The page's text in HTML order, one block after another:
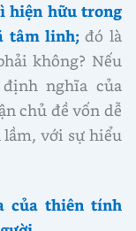
hiện hữu trong
tâm linh;đó là
không? Nếu
nghĩa của
chủ đề vốn dễ
lầm, với sự hiểu
của thiên tính